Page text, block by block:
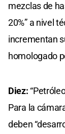
mezclas de
20%” a nivel
incrementan
homologado
Diez:
Para la
deben